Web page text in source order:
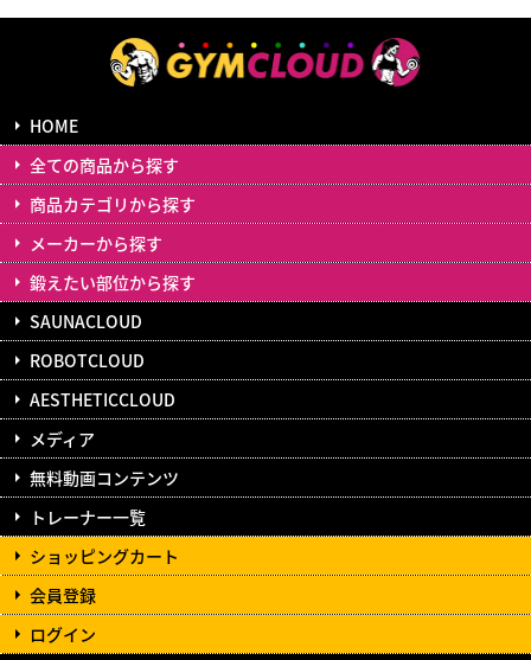
HOME
全ての商品から探す
商品カテゴリから探す
メーカーから探す
鍛えたい部位から探す
SAUNACLOUD
ROBOTCLOUD
AESTHETICCLOUD
メディア
無料動画コンテンツ
トレーナー一覧
ショッピングカート
会員登録
ログイン